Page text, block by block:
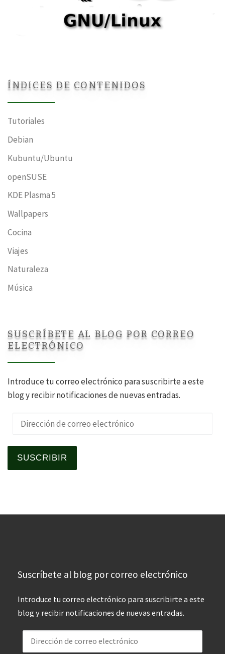
ÍNDICES DE CONTENIDOS
Tutoriales
Debian
Kubuntu/Ubuntu
openSUSE
KDE Plasma 5
Wallpapers
Cocina
Viajes
Naturaleza
Música
SUSCRÍBETE AL BLOG POR CORREO
ELECTRÓNICO
Introduce tu correo electrónico para suscribirte a este
blog y recibir notificaciones de nuevas entradas.
Dirección de correo electrónico
SUSCRIBIR
Suscríbete al blog por correo electrónico
Introduce tu correo electrónico para suscribirte a este
blog y recibir notificaciones de nuevas entradas.
Dirección de correo electrónico